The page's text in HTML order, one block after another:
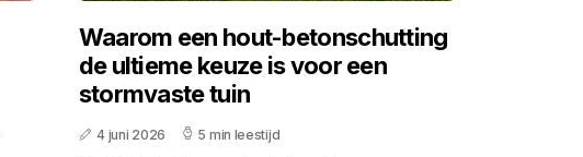
Waarom een hout-betonschutting
de ultieme keuze is voor een
stormvaste tuin
4 juni 2026 5 min leestijd